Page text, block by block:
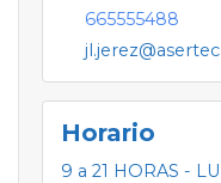
665555488
Horario
9 a 21 HORAS -